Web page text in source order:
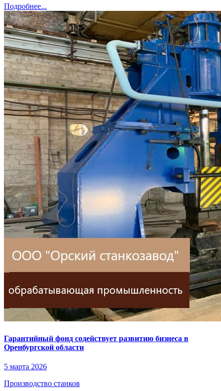
Подробнее...
Гарантийный фонд содействует развитию бизнеса в
Оренбургской области
5 марта 2026
Производство станков